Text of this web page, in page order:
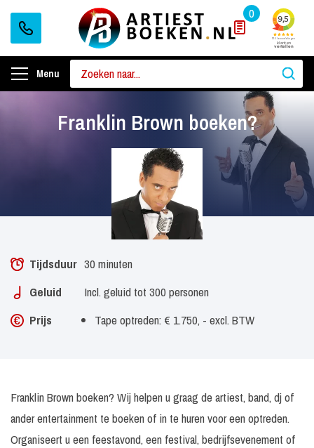
0
Menu
Franklin Brown boeken?
Tijdsduur 30 minuten
Geluid
Incl. geluid tot 300 personen
Prijs
Tape optreden: € 1.750, - excl. BTW
Franklin Brown boeken? Wij helpen u graag de artiest, band, dj of
ander entertainment te boeken of in te huren voor een optreden.
Organiseert u een feestavond, een festival, bedrijfsevenement of